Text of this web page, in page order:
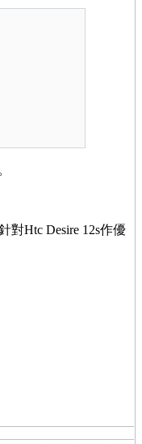
Htc Desire 12s作優